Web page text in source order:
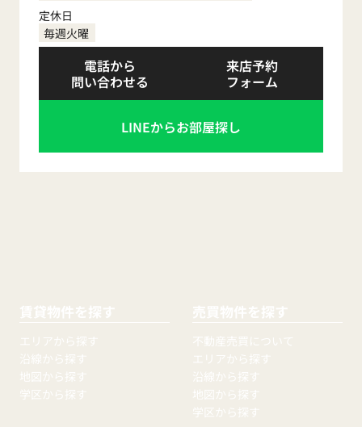
定休日
毎週火曜
電話から
問い合わせる
来店予約
フォーム
LINEからお部屋探し
賃貸物件を探す
エリアから探す
沿線から探す
地図から探す
学区から探す
売買物件を探す
不動産売買について
エリアから探す
沿線から探す
地図から探す
学区から探す